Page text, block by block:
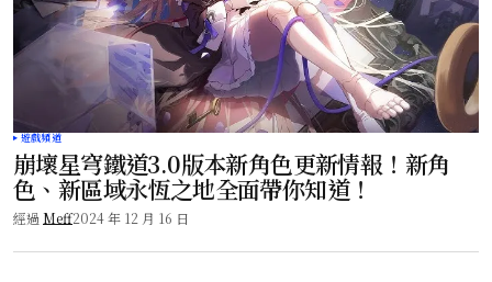
遊戲頻道
崩壞星穹鐵道3.0版本新角色更新情報！新角
色、新區域永恆之地全面帶你知道！
經過 Meff2024 年 12 月 16 日